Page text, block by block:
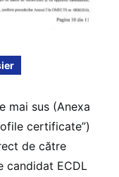
mai sus (Anexa
certificate”)
de către
candidat ECDL